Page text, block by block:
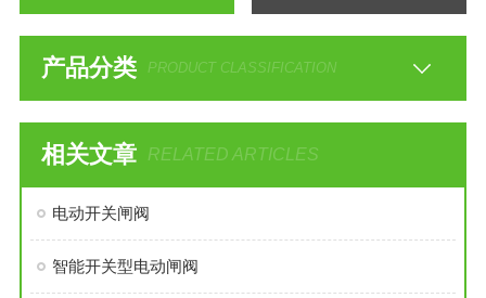
产品分类 PRODUCT CLASSIFICATION
相关文章 RELATED ARTICLES
电动开关闸阀
智能开关型电动闸阀